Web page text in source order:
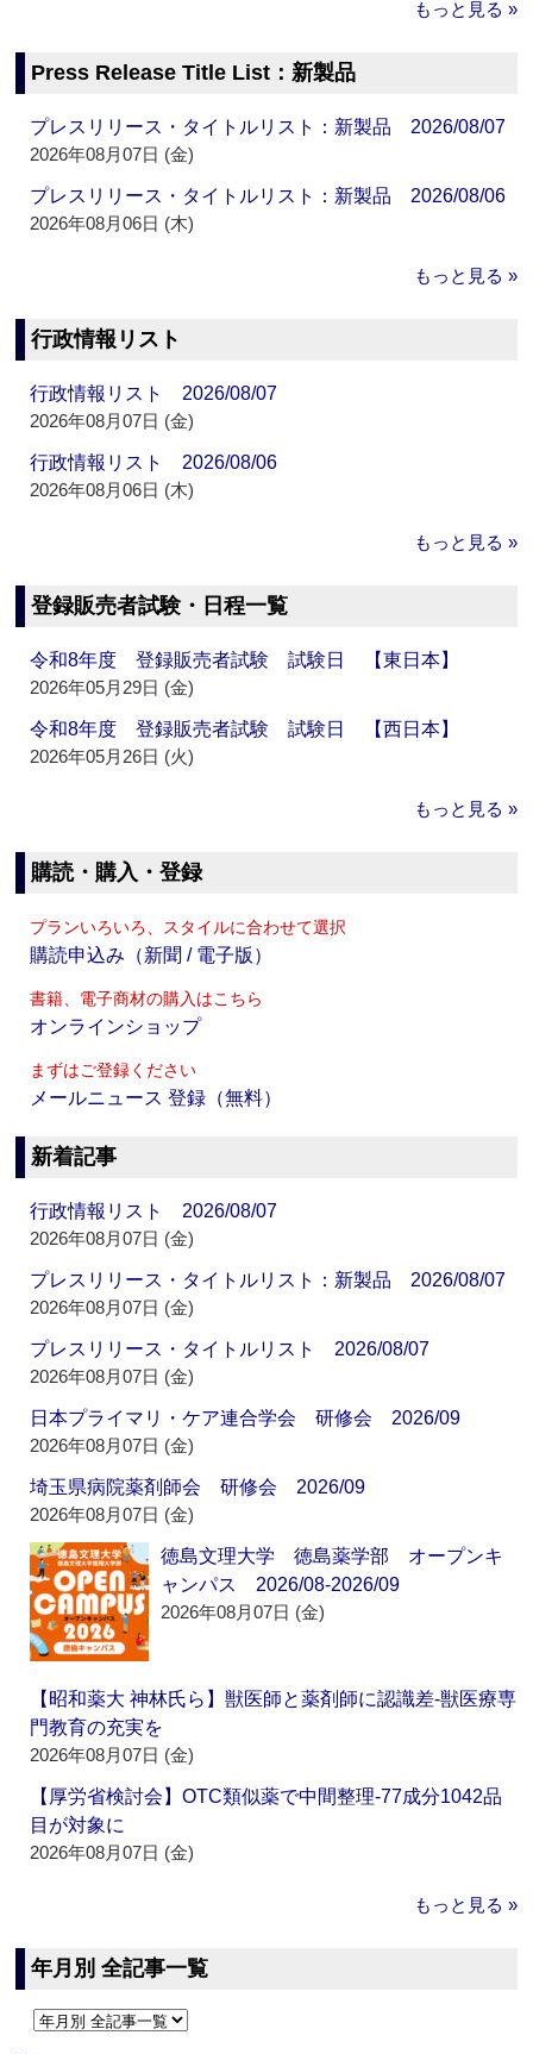
もっと見る »
Press Release Title List：新製品
プレスリリース・タイトルリスト：新製品 2026/08/07
2026年08月07日 (金)
プレスリリース・タイトルリスト：新製品 2026/08/06
2026年08月06日 (木)
もっと見る »
行政情報リスト
行政情報リスト 2026/08/07
2026年08月07日 (金)
行政情報リスト 2026/08/06
2026年08月06日 (木)
もっと見る »
登録販売者試験・日程一覧
令和8年度 登録販売者試験 試験日 【東日本】
2026年05月29日 (金)
令和8年度 登録販売者試験 試験日 【西日本】
2026年05月26日 (火)
もっと見る »
購読・購入・登録
プランいろいろ、スタイルに合わせて選択
購読申込み（新聞 / 電子版）
書籍、電子商材の購入はこちら
オンラインショップ
まずはご登録ください
メールニュース 登録（無料）
新着記事
行政情報リスト 2026/08/07
2026年08月07日 (金)
プレスリリース・タイトルリスト：新製品 2026/08/07
2026年08月07日 (金)
プレスリリース・タイトルリスト 2026/08/07
2026年08月07日 (金)
日本プライマリ・ケア連合学会 研修会 2026/09
2026年08月07日 (金)
埼玉県病院薬剤師会 研修会 2026/09
2026年08月07日 (金)
徳島文理大学 徳島薬学部 オープンキ
ャンパス 2026/08-2026/09
2026年08月07日 (金)
【昭和薬大 神林氏ら】獣医師と薬剤師に認識差‐獣医療専
門教育の充実を
2026年08月07日 (金)
【厚労省検討会】OTC類似薬で中間整理‐77成分1042品
目が対象に
2026年08月07日 (金)
もっと見る »
年月別 全記事一覧